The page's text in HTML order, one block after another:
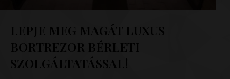
LEPJE MEG MAGÁT LUXUS
BORTREZOR BÉRLETI
SZOLGÁLTATÁSSAL!